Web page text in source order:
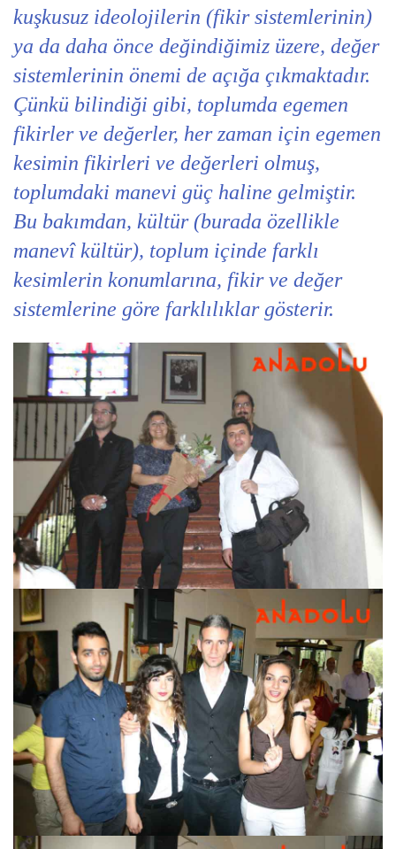
kuşkusuz ideolojilerin (fikir sistemlerinin)
ya da daha önce değindiğimiz üzere, değer
sistemlerinin önemi de açığa çıkmaktadır.
Çünkü bilindiği gibi, toplumda egemen
fikirler ve değerler, her zaman için egemen
kesimin fikirleri ve değerleri olmuş,
toplumdaki manevi güç haline gelmiştir.
Bu bakımdan, kültür (burada özellikle
manevî kültür), toplum içinde farklı
kesimlerin konumlarına, fikir ve değer
sistemlerine göre farklılıklar gösterir.